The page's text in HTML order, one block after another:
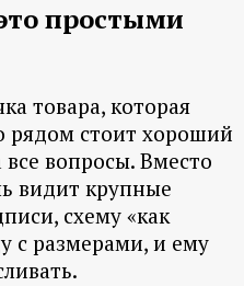
простыми
товара, которая
рядом стоит хороший
вопросы. Вместо
видит крупные
схему «как
с размерами, и ему